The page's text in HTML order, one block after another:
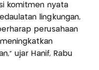
komitmen nyata
lingkungan,
perusahaan
ujar Hanif, Rabu